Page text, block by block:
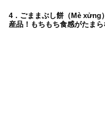
4．ごままぶし餅（Mè xửng
産品！もちもち食感がたま